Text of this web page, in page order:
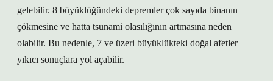
gelebilir. 8 büyüklüğündeki depremler çok sayıda binanın
çökmesine ve hatta tsunami olasılığının artmasına neden
olabilir. Bu nedenle, 7 ve üzeri büyüklükteki doğal afetler
yıkıcı sonuçlara yol açabilir.